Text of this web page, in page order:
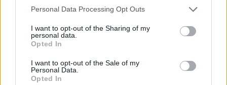
Personal Data Processing Opt Outs
I want to opt-out of the Sharing of my
personal data.
Opted In
I want to opt-out of the Sale of my
Personal Data.
Opted In